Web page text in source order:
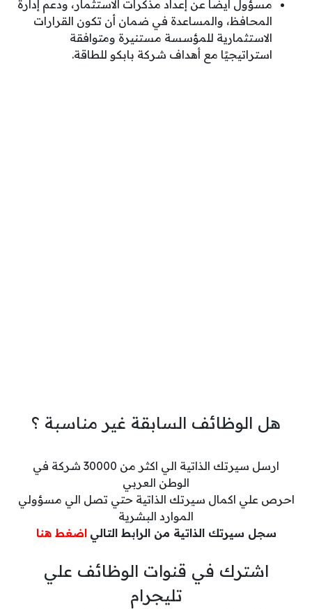
مسؤول أيضًا عن إعداد مذكرات الاستثمار، ودعم إدارة
المحافظ، والمساعدة في ضمان أن تكون القرارات
الاستثمارية للمؤسسة مستنيرة ومتوافقة
استراتيجيًا مع أهداف شركة بابكو للطاقة.
هل الوظائف السابقة غير مناسبة ؟
ارسل سيرتك الذاتية الي اكثر من 30000 شركة في
الوطن العربي
احرص علي اكمال سيرتك الذاتية حتي تصل الي مسؤولي
الموارد البشرية
سجل سيرتك الذاتية من الرابط التالي اضغط هنا
اشترك في قنوات الوظائف علي
تليجرام